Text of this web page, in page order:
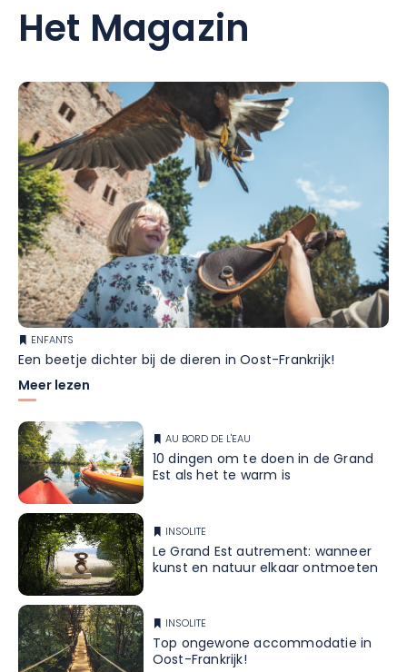
Het Magazin
ENFANTS
Een beetje dichter bij de dieren in Oost-Frankrijk!
Meer lezen
AU BORD DE L'EAU
10 dingen om te doen in de Grand
Est als het te warm is
INSOLITE
Le Grand Est autrement: wanneer
kunst en natuur elkaar ontmoeten
INSOLITE
Top ongewone accommodatie in
Oost-Frankrijk!